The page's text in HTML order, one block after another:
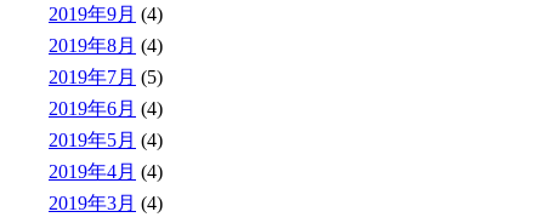
2019年9月 (4)
2019年8月 (4)
2019年7月 (5)
2019年6月 (4)
2019年5月 (4)
2019年4月 (4)
2019年3月 (4)